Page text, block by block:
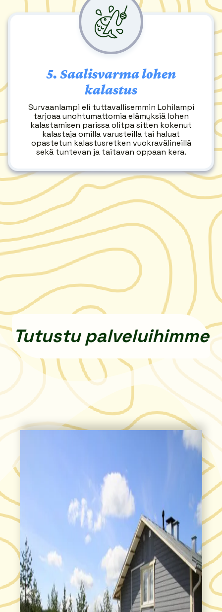
5. Saalisvarma lohen
kalastus
Survaanlampi eli tuttavallisemmin Lohilampi
tarjoaa unohtumattomia elämyksiä lohen
kalastamisen parissa olitpa sitten kokenut
kalastaja omilla varusteilla tai haluat
opastetun kalastusretken vuokravälineillä
sekä tuntevan ja taitavan oppaan kera.
Tutustu palveluihimme